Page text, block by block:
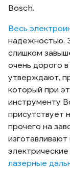
Bosch.
Весь
надежностью.
слишком
очень дорого
утверждают,
который при
инструменту
присутствует
прочего на
лазерные